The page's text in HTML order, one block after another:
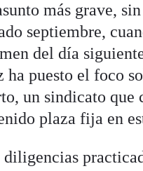
más grave,
septiembre,
del día
ha puesto el foco
un sindicato que
plaza fija en
diligencias